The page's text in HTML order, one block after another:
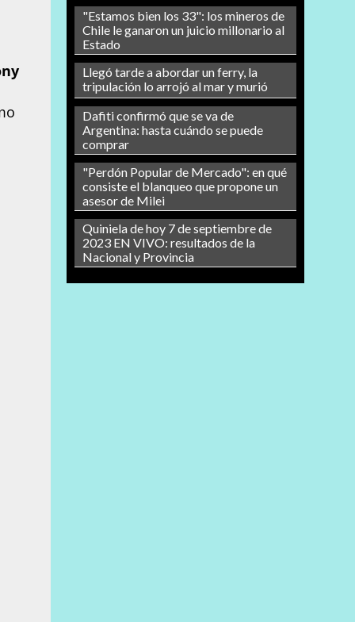
"Estamos bien los 33": los mineros de
Chile le ganaron un juicio millonario al
Estado
Llegó tarde a abordar un ferry, la
tripulación lo arrojó al mar y murió
Dafiti confirmó que se va de
Argentina: hasta cuándo se puede
comprar
"Perdón Popular de Mercado": en qué
consiste el blanqueo que propone un
asesor de Milei
Quiniela de hoy 7 de septiembre de
2023 EN VIVO: resultados de la
Nacional y Provincia